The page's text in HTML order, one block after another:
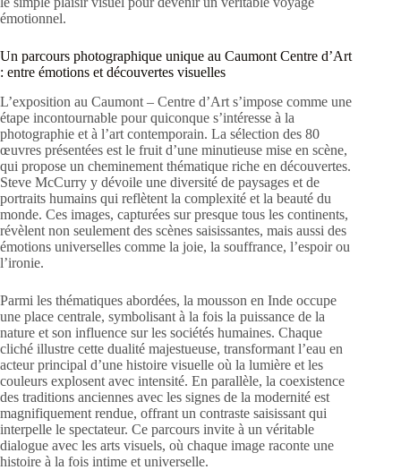
émotionnel.
Un parcours photographique unique au Caumont Centre d’Art
: entre émotions et découvertes visuelles
L’exposition au Caumont – Centre d’Art s’impose comme une
étape incontournable pour quiconque s’intéresse à la
photographie et à l’art contemporain. La sélection des 80
œuvres présentées est le fruit d’une minutieuse mise en scène,
qui propose un cheminement thématique riche en découvertes.
Steve McCurry y dévoile une diversité de paysages et de
portraits humains qui reflètent la complexité et la beauté du
monde. Ces images, capturées sur presque tous les continents,
révèlent non seulement des scènes saisissantes, mais aussi des
émotions universelles comme la joie, la souffrance, l’espoir ou
l’ironie.
Parmi les thématiques abordées, la mousson en Inde occupe
une place centrale, symbolisant à la fois la puissance de la
nature et son influence sur les sociétés humaines. Chaque
cliché illustre cette dualité majestueuse, transformant l’eau en
acteur principal d’une histoire visuelle où la lumière et les
couleurs explosent avec intensité. En parallèle, la coexistence
des traditions anciennes avec les signes de la modernité est
magnifiquement rendue, offrant un contraste saisissant qui
interpelle le spectateur. Ce parcours invite à un véritable
dialogue avec les arts visuels, où chaque image raconte une
histoire à la fois intime et universelle.